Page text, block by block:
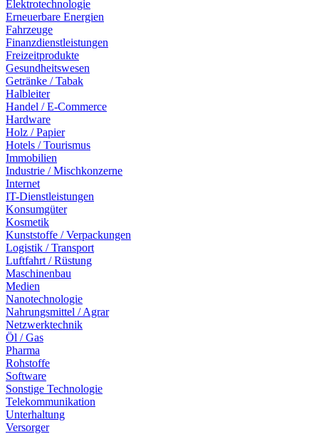
Elektrotechnologie
Erneuerbare Energien
Fahrzeuge
Finanzdienstleistungen
Freizeitprodukte
Gesundheitswesen
Getränke / Tabak
Halbleiter
Handel / E-Commerce
Hardware
Holz / Papier
Hotels / Tourismus
Immobilien
Industrie / Mischkonzerne
Internet
IT-Dienstleistungen
Konsumgüter
Kosmetik
Kunststoffe / Verpackungen
Logistik / Transport
Luftfahrt / Rüstung
Maschinenbau
Medien
Nanotechnologie
Nahrungsmittel / Agrar
Netzwerktechnik
Öl / Gas
Pharma
Rohstoffe
Software
Sonstige Technologie
Telekommunikation
Unterhaltung
Versorger